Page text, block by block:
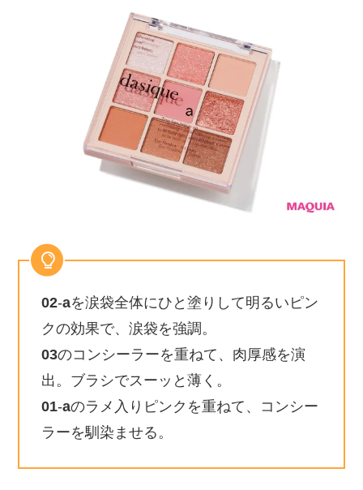
02-aを涙袋全体にひと塗りして明るいピン
クの効果で、涙袋を強調。
03のコンシーラーを重ねて、肉厚感を演
出。ブラシでスーッと薄く。
01-aのラメ入りピンクを重ねて、コンシー
ラーを馴染ませる。